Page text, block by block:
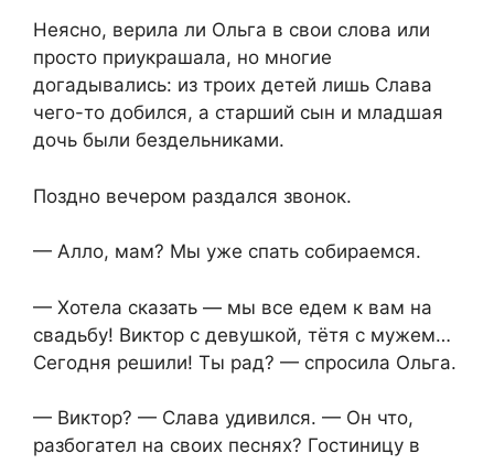
Неясно, верила ли Ольга в свои слова или
просто приукрашала, но многие
догадывались: из троих детей лишь Слава
чего-то добился, а старший сын и младшая
дочь были бездельниками.
Поздно вечером раздался звонок.
— Алло, мам? Мы уже спать собираемся.
— Хотела сказать — мы все едем к вам на
свадьбу! Виктор с девушкой, тётя с мужем…
Сегодня решили! Ты рад? — спросила Ольга.
— Виктор? — Слава удивился. — Он что,
разбогател на своих песнях? Гостиницу в